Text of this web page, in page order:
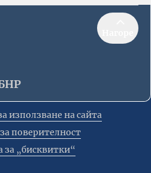
използване на сайта
поверителност
за „бисквитки“